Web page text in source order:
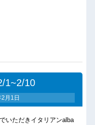
1~2/10
月1日
いただきイタリアンalba